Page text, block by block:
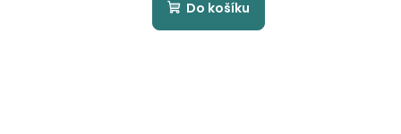
Do košíku